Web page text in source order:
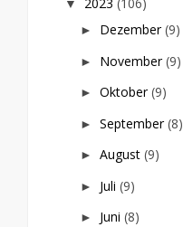
▼
► Dezember(9)
► November(9)
► Oktober(9)
► September(8)
► August (9)
► Juli (9)
► Juni (8)